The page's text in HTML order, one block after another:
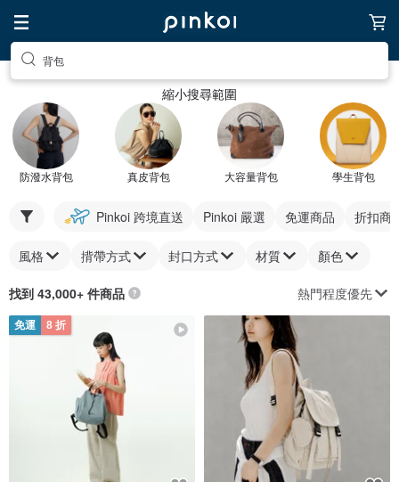
背包
縮小搜尋範圍
防潑水背包 真皮背包 大容量背包 學生背包
Pinkoi 跨境直送 Pinkoi 嚴選 免運商品 折扣商
風格 揹帶方式 封口方式 材質 顏色
找到 43,000+ 件商品 熱門程度優先
免運 8 折